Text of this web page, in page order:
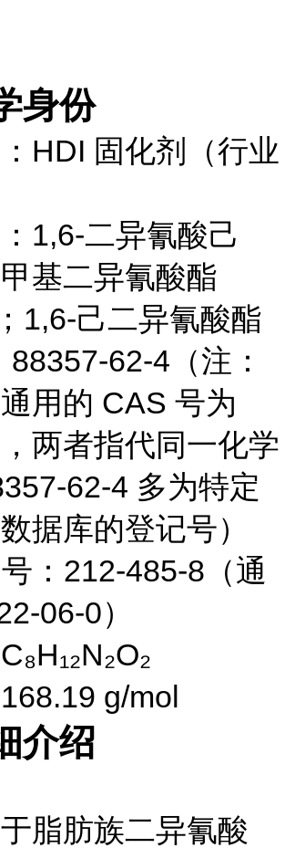
身份
HDI 固化剂（行业
1,6-二异氰酸己
基二异氰酸酯
1,6-己二异氰酸酯
62-4（注：
用的 CAS 号为
两者指代同一化学
62-4 多为特定
据库的登记号）
：212-485-8（通
06-0）
g/mol
介绍
脂肪族二异氰酸